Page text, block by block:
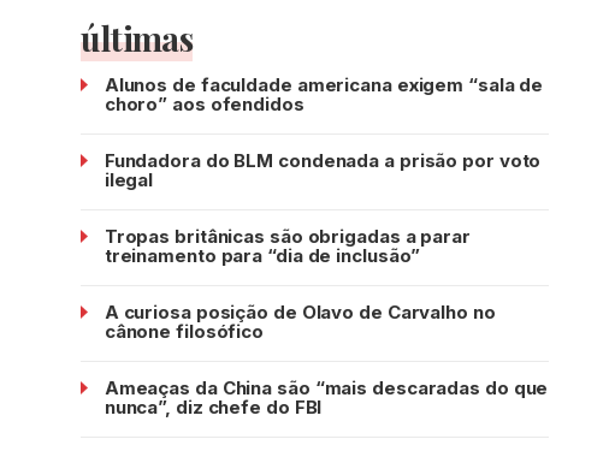
últimas
Alunos de faculdade americana exigem “sala de
choro” aos ofendidos
Fundadora do BLM condenada a prisão por voto
ilegal
Tropas britânicas são obrigadas a parar
treinamento para “dia de inclusão”
A curiosa posição de Olavo de Carvalho no
cânone filosófico
Ameaças da China são “mais descaradas do que
nunca”, diz chefe do FBI